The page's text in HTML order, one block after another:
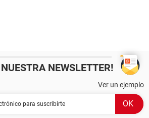
NEWSLETTER!
Ver un ejemplo